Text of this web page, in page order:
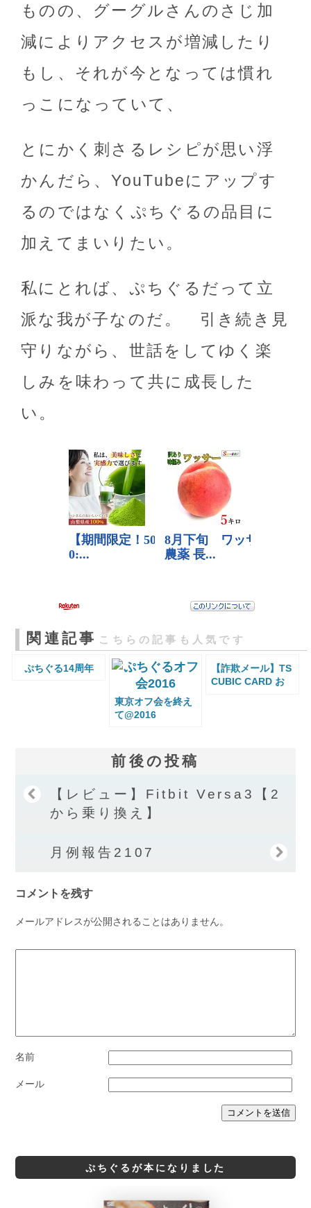
ものの、グーグルさんのさじ加
減によりアクセスが増減したり
もし、それが今となっては慣れ
っこになっていて、
とにかく刺さるレシピが思い浮
かんだら、YouTubeにアップす
るのではなくぷちぐるの品目に
加えてまいりたい。
私にとれば、ぷちぐるだって立
派な我が子なのだ。 引き続き見
守りながら、世話をしてゆく楽
しみを味わって共に成長した
い。
関連記事 こちらの記事も人気です
ぷちぐる14周年
東京オフ会を終え
て@2016
【詐欺メール】TS
CUBIC CARD お
前後の投稿
【レビュー】Fitbit Versa3【2
から乗り換え】
月例報告2107
コメントを残す
メールアドレスが公開されることはありません。
名前
メール
ぷちぐるが本になりました